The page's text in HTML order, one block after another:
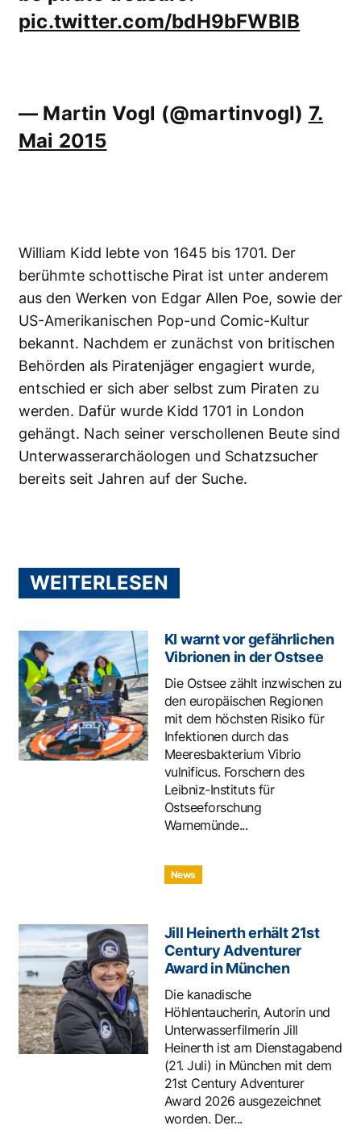
pic.twitter.com/bdH9bFWBlB
— Martin Vogl (@martinvogl) 7.
Mai 2015
William Kidd lebte von 1645 bis 1701. Der
berühmte schottische Pirat ist unter anderem
aus den Werken von Edgar Allen Poe, sowie der
US-Amerikanischen Pop-und Comic-Kultur
bekannt. Nachdem er zunächst von britischen
Behörden als Piratenjäger engagiert wurde,
entschied er sich aber selbst zum Piraten zu
werden. Dafür wurde Kidd 1701 in London
gehängt. Nach seiner verschollenen Beute sind
Unterwasserarchäologen und Schatzsucher
bereits seit Jahren auf der Suche.
WEITERLESEN
KI warnt vor gefährlichen
Vibrionen in der Ostsee
Die Ostsee zählt inzwischen zu
den europäischen Regionen
mit dem höchsten Risiko für
Infektionen durch das
Meeresbakterium Vibrio
vulnificus. Forschern des
Leibniz-Instituts für
Ostseeforschung
Warnemünde...
News
Jill Heinerth erhält 21st
Century Adventurer
Award in München
Die kanadische
Höhlentaucherin, Autorin und
Unterwasserfilmerin Jill
Heinerth ist am Dienstagabend
(21. Juli) in München mit dem
21st Century Adventurer
Award 2026 ausgezeichnet
worden. Der...